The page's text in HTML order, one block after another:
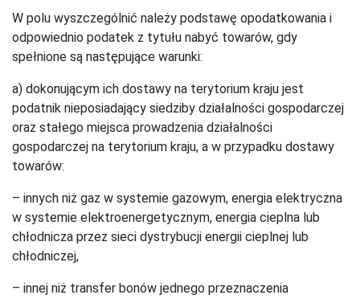
W polu wyszczególnić należy podstawę opodatkowania i
odpowiednio podatek z tytułu nabyć towarów, gdy
spełnione są następujące warunki:
a) dokonującym ich dostawy na terytorium kraju jest
podatnik nieposiadający siedziby działalności gospodarczej
oraz stałego miejsca prowadzenia działalności
gospodarczej na terytorium kraju, a w przypadku dostawy
towarów:
– innych niż gaz w systemie gazowym, energia elektryczna
w systemie elektroenergetycznym, energia cieplna lub
chłodnicza przez sieci dystrybucji energii cieplnej lub
chłodniczej,
– innej niż transfer bonów jednego przeznaczenia